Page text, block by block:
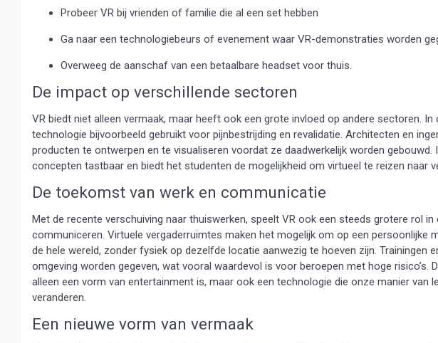
Probeer VR bij vrienden of familie die al een set hebben
Ga naar een technologiebeurs of evenement waar VR-demonstraties worden
Overweeg de aanschaf van een betaalbare headset voor thuis.
De impact op verschillende sectoren
VR biedt niet alleen vermaak, maar heeft ook een grote invloed op andere sectoren.
technologie bijvoorbeeld gebruikt voor pijnbestrijding en revalidatie. Architecten en
producten te ontwerpen en te visualiseren voordat ze daadwerkelijk worden
concepten tastbaar en biedt het studenten de mogelijkheid om virtueel te reizen naar
De toekomst van werk en communicatie
Met de recente verschuiving naar thuiswerken, speelt VR ook een steeds grotere rol
communiceren. Virtuele vergaderruimtes maken het mogelijk om op een persoonlijke
de hele wereld, zonder fysiek op dezelfde locatie aanwezig te hoeven zijn. Trainingen
omgeving worden gegeven, wat vooral waardevol is voor beroepen met hoge risico’s.
alleen een vorm van entertainment is, maar ook een technologie die onze manier van
veranderen.
Een nieuwe vorm van vermaak